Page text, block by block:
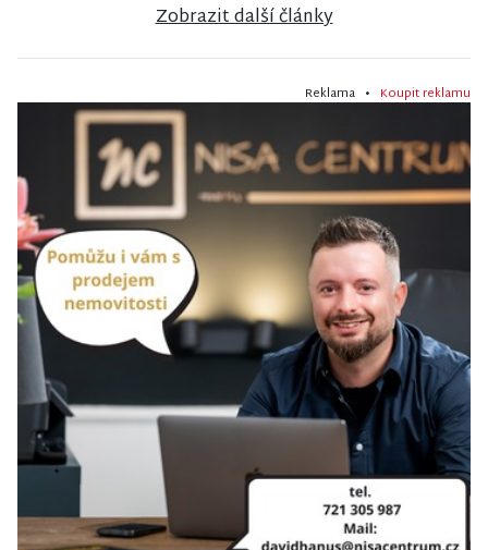
Zobrazit další články
Reklama • Koupit reklamu